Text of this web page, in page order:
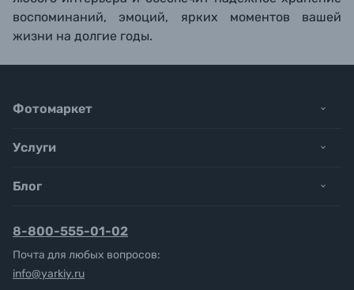
воспоминаний, эмоций, ярких моментов вашей
жизни на долгие годы.
Фотомаркет
Услуги
Блог
8-800-555-01-02
Почта для любых вопросов:
info@yarkiy.ru